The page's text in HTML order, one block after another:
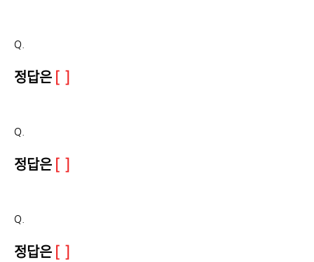
Q.
정답은 [ ]
Q.
정답은 [ ]
Q.
정답은 [ ]